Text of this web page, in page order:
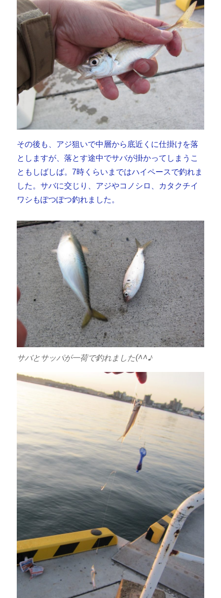
その後も、アジ狙いで中層から底近くに仕掛けを落
としますが、落とす途中でサバが掛かってしまうこ
ともしばしば。7時くらいまではハイペースで釣れま
した。サバに交じり、アジやコノシロ、カタクチイ
ワシもぽつぽつ釣れました。
サバとサッパが一荷で釣れました(^^♪